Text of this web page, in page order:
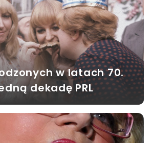
w latach 70.
dekadę PRL